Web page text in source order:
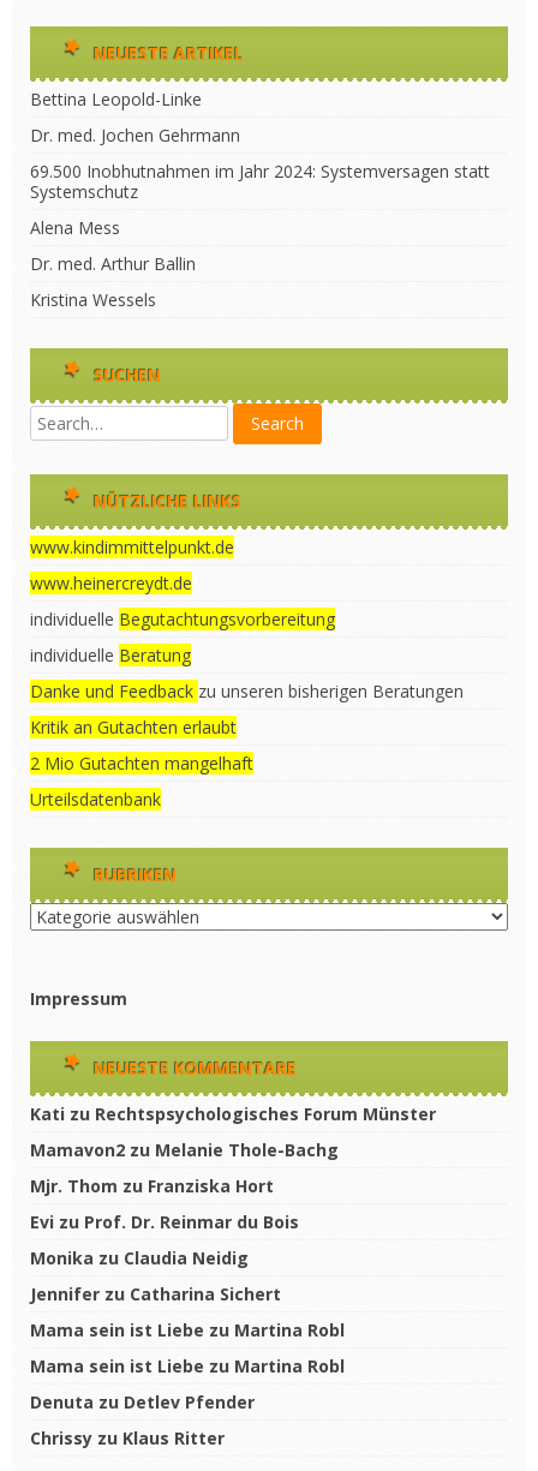
NEUESTE ARTIKEL
Bettina Leopold-Linke
Dr. med. Jochen Gehrmann
69.500 Inobhutnahmen im Jahr 2024: Systemversagen statt
Systemschutz
Alena Mess
Dr. med. Arthur Ballin
Kristina Wessels
SUCHEN
NÜTZLICHE LINKS
www.kindimmittelpunkt.de
www.heinercreydt.de
individuelle Begutachtungsvorbereitung
individuelle Beratung
Danke und Feedback zu unseren bisherigen Beratungen
Kritik an Gutachten erlaubt
2 Mio Gutachten mangelhaft
Urteilsdatenbank
RUBRIKEN
Rubriken
Impressum
NEUESTE KOMMENTARE
Kati zu Rechtspsychologisches Forum Münster
Mamavon2 zu Melanie Thole-Bachg
Mjr. Thom zu Franziska Hort
Evi zu Prof. Dr. Reinmar du Bois
Monika zu Claudia Neidig
Jennifer zu Catharina Sichert
Mama sein ist Liebe zu Martina Robl
Mama sein ist Liebe zu Martina Robl
Denuta zu Detlev Pfender
Chrissy zu Klaus Ritter